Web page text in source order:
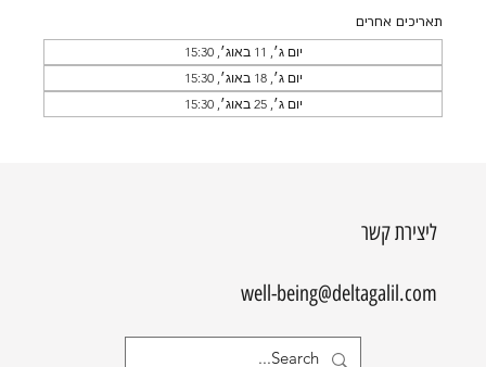
תאריכים אחרים
יום ג׳, 11 באוג׳, 15:30
יום ג׳, 18 באוג׳, 15:30
יום ג׳, 25 באוג׳, 15:30
ליצירת קשר
well-being@deltagalil.com